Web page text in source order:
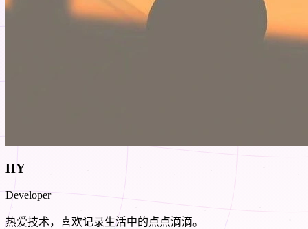
HY
Developer
热爱技术，喜欢记录生活中的点点滴滴。